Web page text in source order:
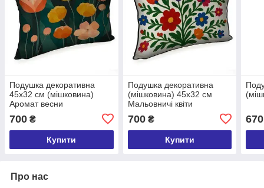
Подушка декоративна
45х32 см (мішковина)
Аромат весни
700 ₴
Купити
Подушка декоративна
(мішковина) 45х32 см
Мальовничі квіти
700₴
Купити
670
Про нас